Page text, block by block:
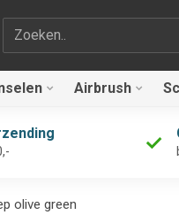
Zoekterm
Airbrush
olive green